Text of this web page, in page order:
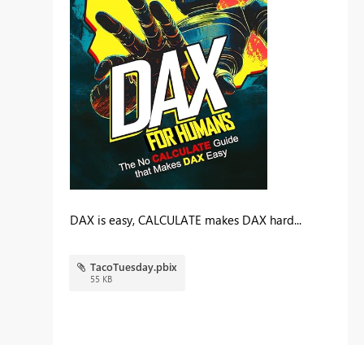
DAX is easy, CALCULATE makes DAX hard...
TacoTuesday.pbix
55 KB